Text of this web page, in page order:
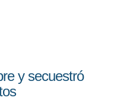
y secuestró